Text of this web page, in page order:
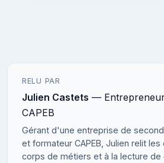
RELU PAR
Julien Castets —
CAPEB
Gérant d'une entreprise de
et formateur CAPEB, Julien relit
corps de métiers et à la lecture de